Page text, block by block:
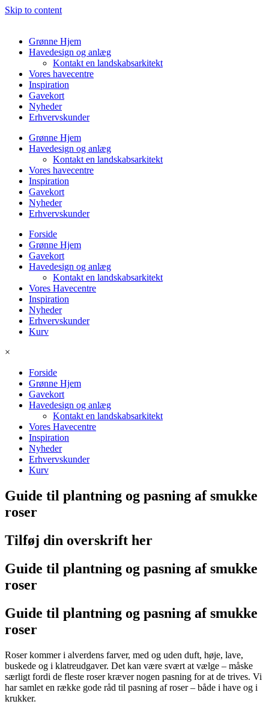
Skip to content
Grønne Hjem
Havedesign og anlæg
Kontakt en landskabsarkitekt
Vores havecentre
Inspiration
Gavekort
Nyheder
Erhvervskunder
Grønne Hjem
Havedesign og anlæg
Kontakt en landskabsarkitekt
Vores havecentre
Inspiration
Gavekort
Nyheder
Erhvervskunder
Forside
Grønne Hjem
Gavekort
Havedesign og anlæg
Kontakt en landskabsarkitekt
Vores Havecentre
Inspiration
Nyheder
Erhvervskunder
Kurv
×
Forside
Grønne Hjem
Gavekort
Havedesign og anlæg
Kontakt en landskabsarkitekt
Vores Havecentre
Inspiration
Nyheder
Erhvervskunder
Kurv
Guide til plantning og pasning af smukke
roser
Tilføj din overskrift her
Guide til plantning og pasning af smukke
roser
Guide til plantning og pasning af smukke
roser
Roser kommer i alverdens farver, med og uden duft, høje, lave,
buskede og i klatreudgaver. Det kan være svært at vælge – måske
særligt fordi de fleste roser kræver nogen pasning for at de trives. Vi
har samlet en række gode råd til pasning af roser – både i have og i
krukker.